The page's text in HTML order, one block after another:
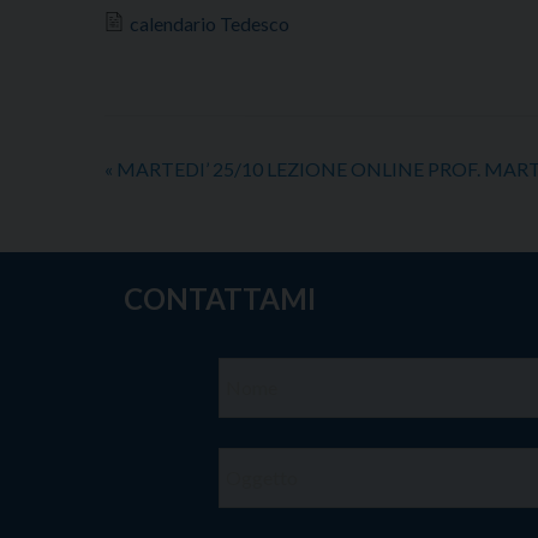
calendario Tedesco
« MARTEDI’ 25/10 LEZIONE ONLINE PROF.
CONTATTAMI